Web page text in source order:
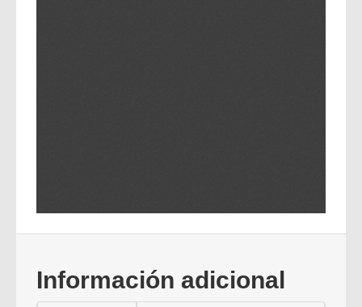
Información adicional